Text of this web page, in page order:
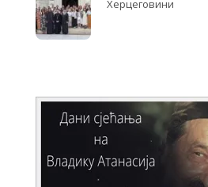
Херцеговини